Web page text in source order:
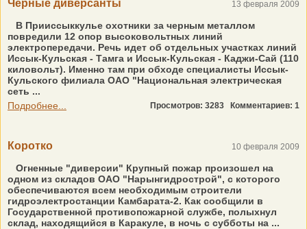
Черные диверсанты 13 февраля 2009
В Прииссыккулье охотники за черным металлом
повредили 12 опор высоковольтных линий
электропередачи. Речь идет об отдельных участках линий
Иссык-Кульская - Тамга и Иссык-Кульская - Каджи-Сай (110
киловольт). Именно там при обходе специалисты Иссык-
Кульского филиала ОАО "Национальная электрическая
сеть ...
Подробнее...
Просмотров: 3283 Комментариев: 1
Коротко 10 февраля 2009
Огненные "диверсии" Крупный пожар произошел на
одном из складов ОАО "Нарынгидрострой", с которого
обеспечиваются всем необходимым строители
гидроэлектростанции Камбарата-2. Как сообщили в
Государственной противопожарной службе, полыхнул
склад, находящийся в Каракуле, в ночь с субботы на ...